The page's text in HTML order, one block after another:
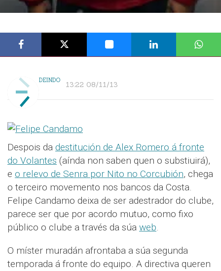
DEINDO 13:22 08/11/13
Despois da destitución de Alex Romero á fronte
do Volantes (aínda non saben quen o substiuirá),
e o relevo de Senra por Nito no Corcubión, chega
o terceiro movemento nos bancos da Costa.
Felipe Candamo deixa de ser adestrador do clube,
parece ser que por acordo mutuo, como fixo
público o clube a través da súa web.
O míster muradán afrontaba a súa segunda
temporada á fronte do equipo. A directiva queren